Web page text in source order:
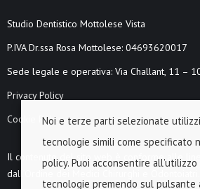
Studio Dentistico Mottolese Vista
P.IVA Dr.ssa Rosa Mottolese: 04693620017
Sede legale e operativa: Via Challant, 11 –
Privacy Policy
Cookie Policy
Il contenuto del sito web è conforme alle
dall’Ordine dei Medici Chirurghi e Odontoiatri.
Noi e terze parti selezionate
tecnologie simili come specificato
policy. Puoi acconsentire
tecnologie premendo sul pulsante